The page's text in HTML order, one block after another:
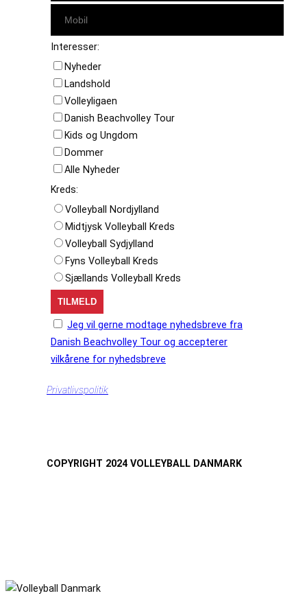
Interesser:
Nyheder
Landshold
Volleyligaen
Danish Beachvolley Tour
Kids og Ungdom
Dommer
Alle Nyheder
Kreds:
Volleyball Nordjylland
Midtjysk Volleyball Kreds
Volleyball Sydjylland
Fyns Volleyball Kreds
Sjællands Volleyball Kreds
Jeg vil gerne modtage nyhedsbreve fra
Danish Beachvolley Tour og accepterer
vilkårene for nyhedsbreve
Privatlivspolitik
COPYRIGHT 2024 VOLLEYBALL DANMARK